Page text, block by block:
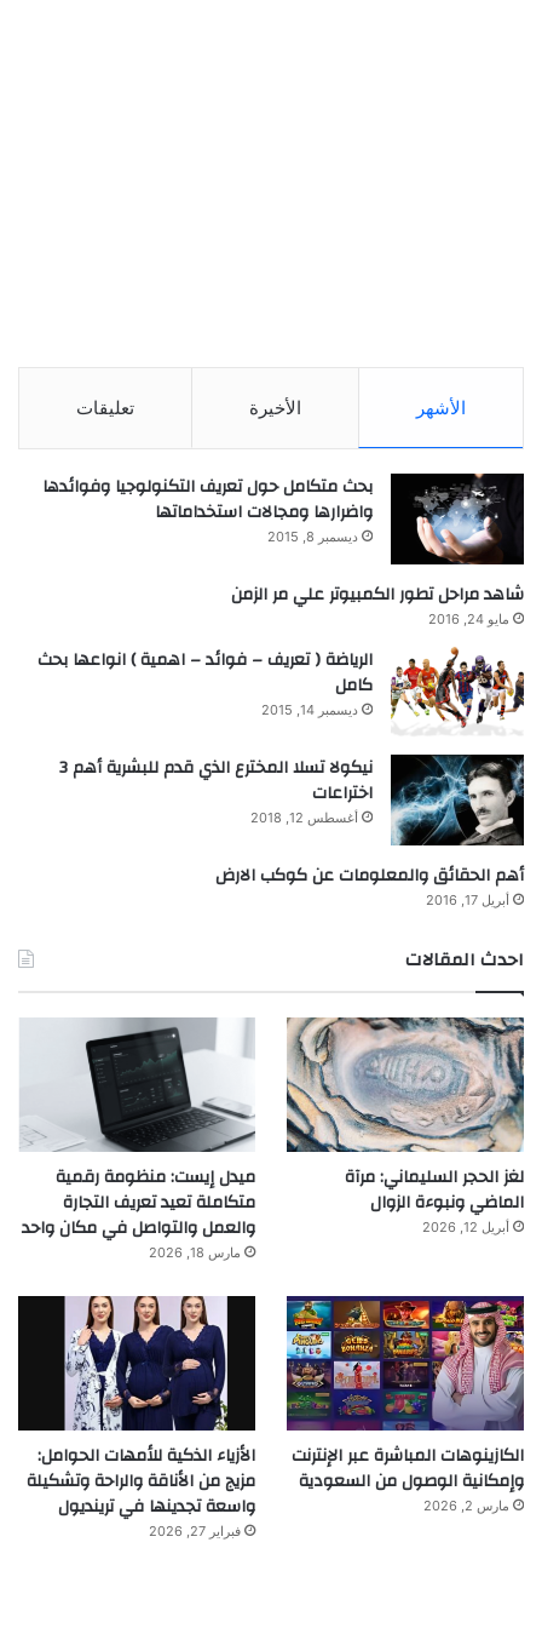
الأشهر الأخيرة تعليقات
بحث متكامل حول تعريف التكنولوجيا وفوائدها
واضرارها ومجالات استخداماتها
ديسمبر 8, 2015
شاهد مراحل تطور الكمبيوتر علي مر الزمن
مايو 24, 2016
الرياضة ( تعريف – فوائد – اهمية ) انواعها بحث
كامل
ديسمبر 14, 2015
نيكولا تسلا المخترع الذي قدم للبشرية أهم 3
اختراعات
أغسطس 12, 2018
أهم الحقائق والمعلومات عن كوكب الارض
أبريل 17, 2016
احدث المقالات
لغز الحجر السليماني: مرآة
الماضي ونبوءة الزوال
أبريل 12, 2026
ميدل إيست: منظومة رقمية
متكاملة تعيد تعريف التجارة
والعمل والتواصل في مكان واحد
مارس 18, 2026
الكازينوهات المباشرة عبر الإنترنت
وإمكانية الوصول من السعودية
مارس 2, 2026
الأزياء الذكية للأمهات الحوامل:
مزيج من الأناقة والراحة وتشكيلة
واسعة تجدينها في ترينديول
فبراير 27, 2026